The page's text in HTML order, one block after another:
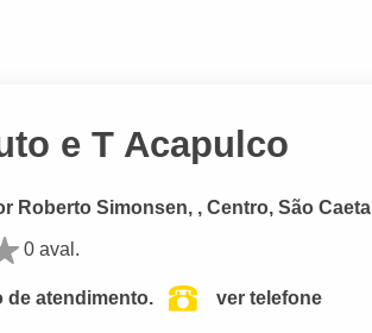
e T Acapulco
Roberto Simonsen, , Centro, São
0 aval.
de atendimento. ver telefone